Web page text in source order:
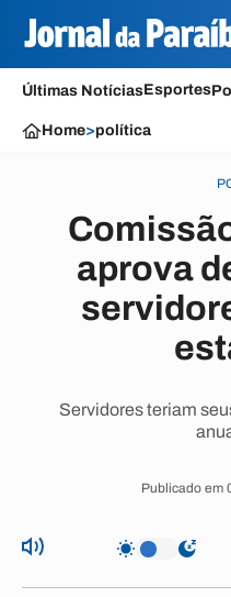
Últimas NotíciasEsportes
Home>política
aprova
Servidores teriam
Publicado em